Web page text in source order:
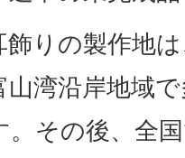
飾りの製作地
山湾沿岸地域
。その後、全